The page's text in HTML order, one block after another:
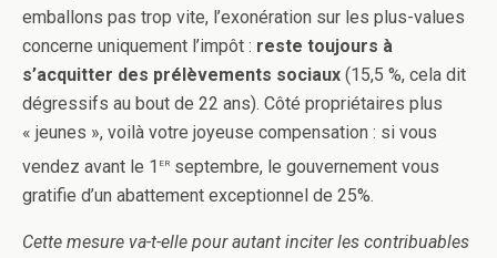
emballons pas trop vite, l’exonération sur les plus-values
concerne uniquement l’impôt : reste toujours à
s’acquitter des prélèvements sociaux (15,5 %, cela dit
dégressifs au bout de 22 ans). Côté propriétaires plus
« jeunes », voilà votre joyeuse compensation : si vous
vendez avant le 1 er septembre, le gouvernement vous
gratifie d’un abattement exceptionnel de 25%.
Cette mesure va-t-elle pour autant inciter les contribuables